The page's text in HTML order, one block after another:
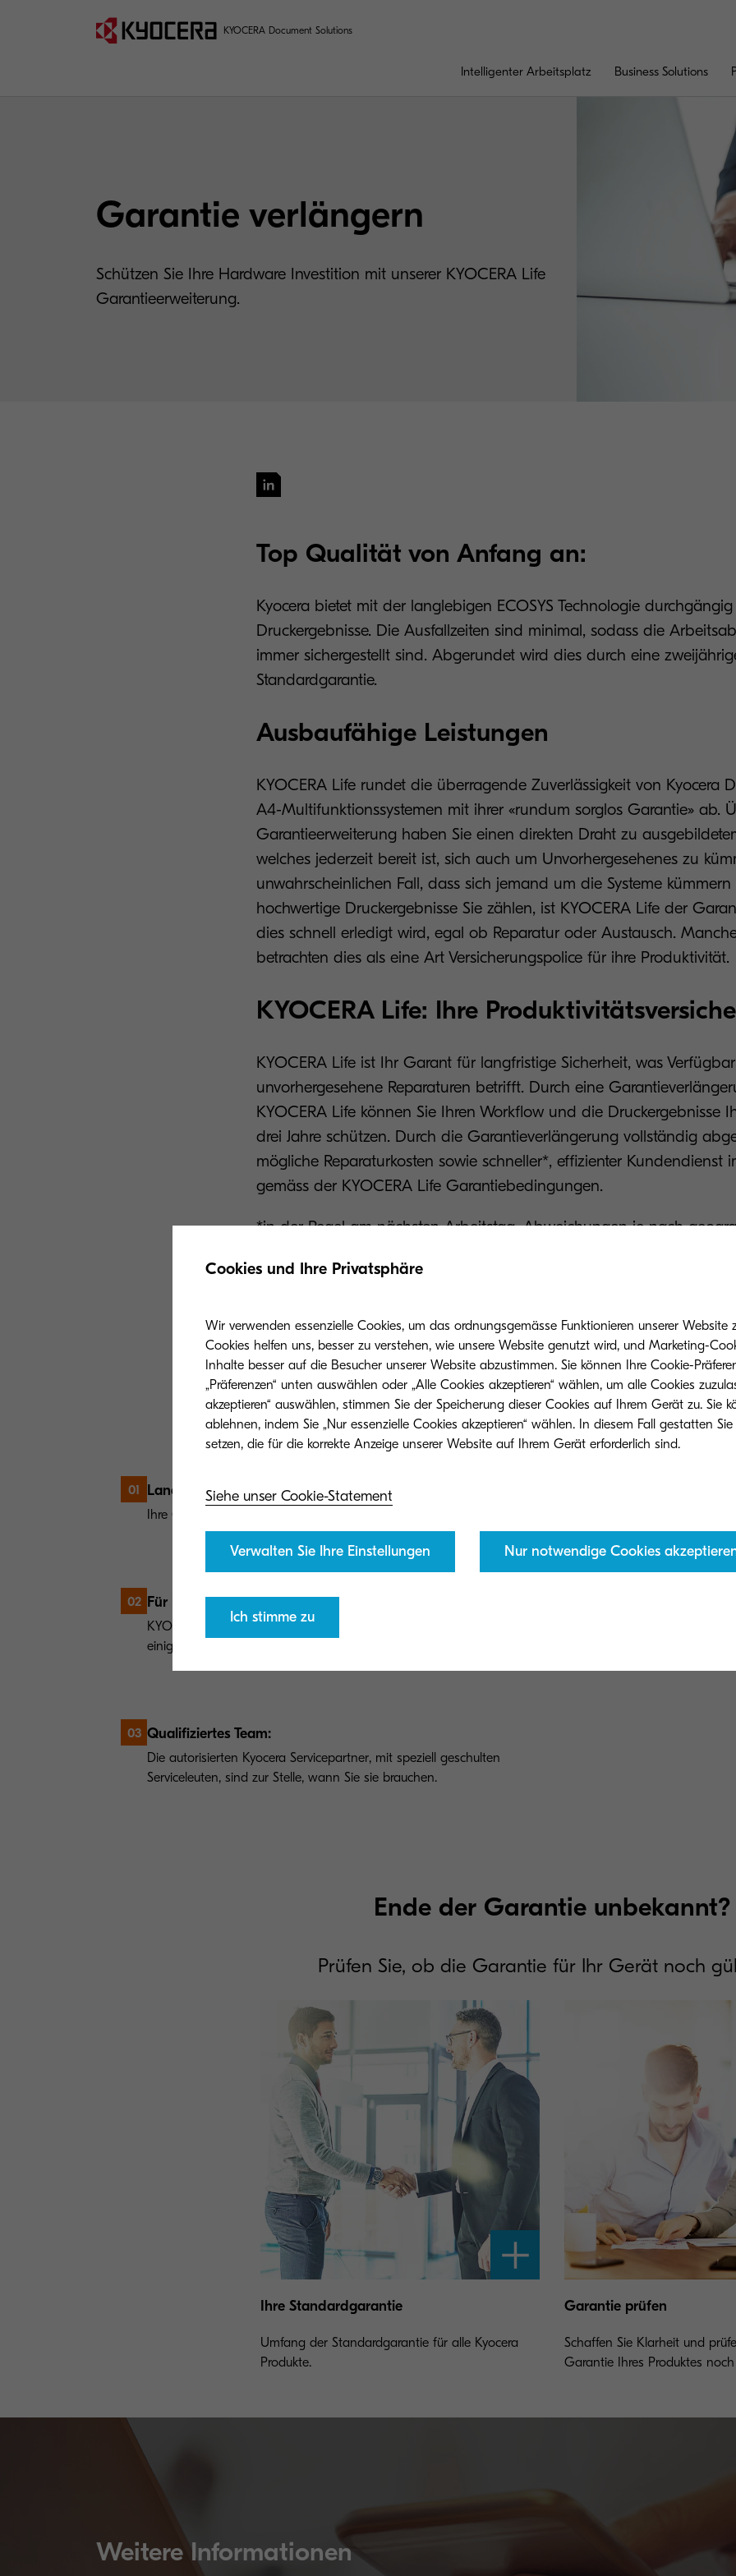
KYOCERA Document Solutions
Intelligenter Arbeitsplatz Business Solutions
Garantie verlängern
Schützen Sie Ihre Hardware Investition mit unserer KYOCERA Life
Garantieerweiterung.
Top Qualität von Anfang an:
Kyocera bietet mit der langlebigen ECOSYS Technologie
Druckergebnisse. Die Ausfallzeiten sind minimal, sodass die
immer sichergestellt sind. Abgerundet wird dies durch eine
Standardgarantie.
Ausbaufähige Leistungen
KYOCERA Life rundet die überragende Zuverlässigkeit von Kyocera
A4-Multifunktionssystemen mit ihrer «rundum sorglos Garantie» ab.
Garantieerweiterung haben Sie einen direkten Draht zu
welches jederzeit bereit ist, sich auch um Unvorhergesehenes zu
unwahrscheinlichen Fall, dass sich jemand um die Systeme
hochwertige Druckergebnisse Sie zählen, ist KYOCERA Life der
dies schnell erledigt wird, egal ob Reparatur oder Austausch.
betrachten dies als eine Art Versicherungspolice für ihre Produktivität.
KYOCERA Life: Ihre
KYOCERA Life ist Ihr Garant für langfristige Sicherheit, was
unvorhergesehene Reparaturen betrifft. Durch eine
KYOCERA Life können Sie Ihren Workflow und die Druckergebnisse
drei Jahre schützen. Durch die Garantieverlängerung vollständig
mögliche Reparaturkosten sowie schneller*, effizienter Kundendienst
gemäss der KYOCERA Life Garantiebedingungen.
*in der Regel am nächsten Arbeitstag, Abweichungen je nach
ein, um Ihr KYOCERA Life zu registrieren.
KYOCERA Life Garantie registrieren
Die Vorteile auf einen Blick
01 Langfristige Sicherheit:
Ihre Garantie kann auf drei Jahre verlängert werden.
02 Für Ihr System:
KYOCERA life ist für Drucker und A4-Multifunktionssysteme sowie für
einige Funktionserweiterungen verfügbar.
03 Qualifiziertes Team:
Die autorisierten Kyocera Servicepartner, mit speziell geschulten
Serviceleuten, sind zur Stelle, wann Sie sie brauchen.
Garantierter Vor-Ort-
Ende der Garantie unbekannt?
Prüfen Sie, ob die Garantie für Ihr Gerät noch
Ihre Standardgarantie
Umfang der Standardgarantie für alle Kyocera
Produkte.
Garantie prüfen
Schaffen Sie Klarheit und
Garantie Ihres Produktes
Weitere Informationen
Cookies und Ihre Privatsphäre
Wir verwenden essenzielle Cookies, um das ordnungsgemässe Funktionieren unserer Website
Cookies helfen uns, besser zu verstehen, wie unsere Website genutzt wird, und Marketing-
Inhalte besser auf die Besucher unserer Website abzustimmen. Sie können Ihre Cookie-
„Präferenzen“ unten auswählen oder „Alle Cookies akzeptieren“ wählen, um alle Cookies
akzeptieren“ auswählen, stimmen Sie der Speicherung dieser Cookies auf Ihrem Gerät zu. Sie
ablehnen, indem Sie „Nur essenzielle Cookies akzeptieren“ wählen. In diesem Fall gestatten
setzen, die für die korrekte Anzeige unserer Website auf Ihrem Gerät erforderlich sind.
Siehe unser Cookie-Statement
Verwalten Sie Ihre Einstellungen Nur notwendige Cookies
Ich stimme zu